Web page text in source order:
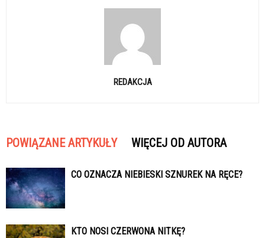
REDAKCJA
POWIĄZANE ARTYKUŁY WIĘCEJ OD AUTORA
CO OZNACZA NIEBIESKI SZNUREK NA RĘCE?
KTO NOSI CZERWONA NITKĘ?